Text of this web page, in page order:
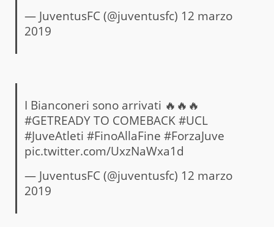
— JuventusFC (@juventusfc) 12 marzo
2019
I Bianconeri sono arrivati 🔥🔥🔥
#GETREADYTO COMEBACK#UCL
#JuveAtleti #FinoAllaFine #ForzaJuve
pic.twitter.com/UxzNaWxa1d
— JuventusFC (@juventusfc) 12 marzo
2019